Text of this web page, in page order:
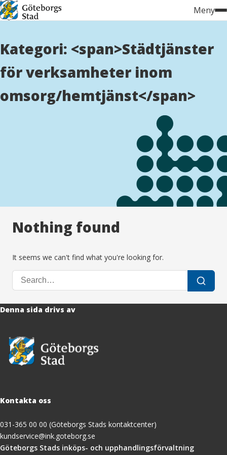
Hoppa
till
Meny
Kategori: <span>Städtjänster
för verksamheter inom
omsorg/hemtjänst</span>
Nothing found
It seems we can't find what you're looking for.
Search
for:
Search
Denna sida drivs av
Kontakta oss
031-365 00 00 (Göteborgs Stads kontaktcenter)
kundservice@ink.goteborg.se
Göteborgs Stads inköps- och upphandlingsförvaltning(öppnas